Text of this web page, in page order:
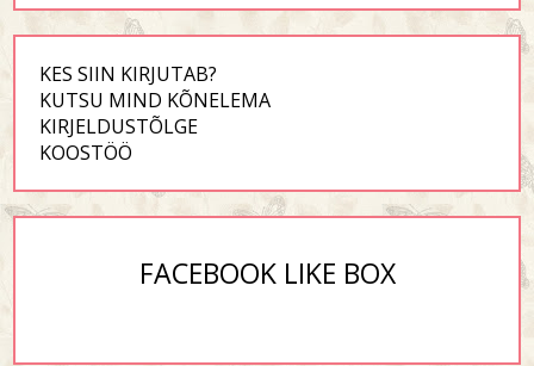
KES SIIN KIRJUTAB?
KUTSU MIND KÕNELEMA
KIRJELDUSTÕLGE
KOOSTÖÖ
FACEBOOK LIKE BOX